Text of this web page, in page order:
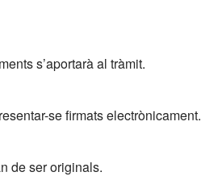
s’aportarà al tràmit.
se firmats electrònicament.
de ser originals.